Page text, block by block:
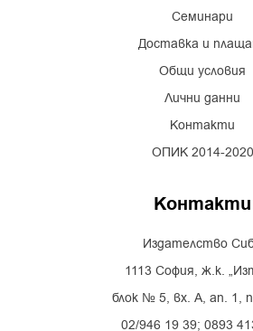
Семинари
Доставка и
Общи условия
Лични данни
Контакти
ОПИК 2014-2020
Контакти
Издателство
1113 София, ж.к.
блок № 5, вх. А, ап. 1,
02/946 19 39; 0893